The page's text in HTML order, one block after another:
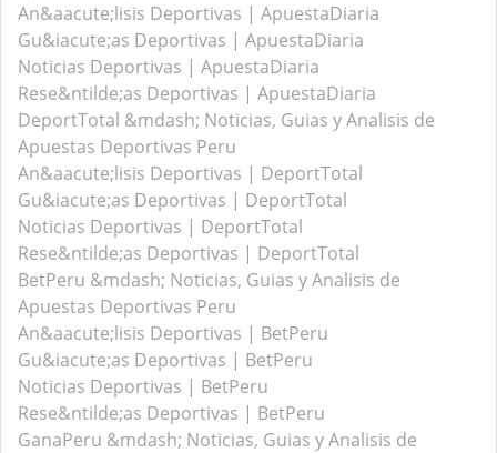
An&aacute;lisis Deportivas | ApuestaDiaria
Gu&iacute;as Deportivas | ApuestaDiaria
Noticias Deportivas | ApuestaDiaria
Rese&ntilde;as Deportivas | ApuestaDiaria
DeportTotal &mdash; Noticias, Guias y Analisis de
Apuestas Deportivas Peru
An&aacute;lisis Deportivas | DeportTotal
Gu&iacute;as Deportivas | DeportTotal
Noticias Deportivas | DeportTotal
Rese&ntilde;as Deportivas | DeportTotal
BetPeru &mdash; Noticias, Guias y Analisis de
Apuestas Deportivas Peru
An&aacute;lisis Deportivas | BetPeru
Gu&iacute;as Deportivas | BetPeru
Noticias Deportivas | BetPeru
Rese&ntilde;as Deportivas | BetPeru
GanaPeru &mdash; Noticias, Guias y Analisis de